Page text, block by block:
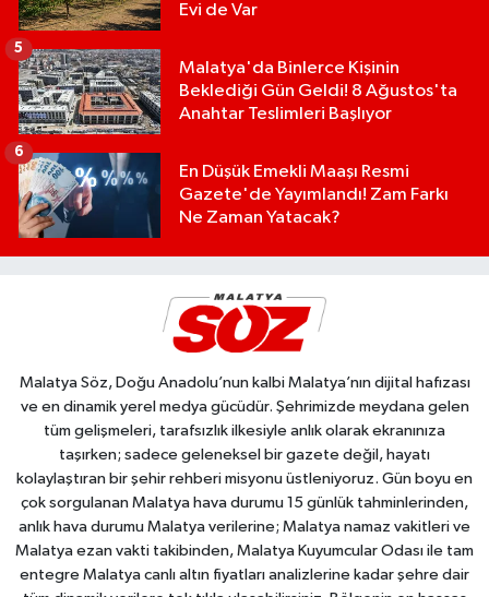
Evi de Var
Malatya'da Binlerce Kişinin
Beklediği Gün Geldi! 8 Ağustos'ta
Anahtar Teslimleri Başlıyor
5
En Düşük Emekli Maaşı Resmi
Gazete'de Yayımlandı! Zam Farkı
Ne Zaman Yatacak?
6
Malatya Söz, Doğu Anadolu’nun kalbi Malatya’nın dijital hafızası
ve en dinamik yerel medya gücüdür. Şehrimizde meydana gelen
tüm gelişmeleri, tarafsızlık ilkesiyle anlık olarak ekranınıza
taşırken; sadece geleneksel bir gazete değil, hayatı
kolaylaştıran bir şehir rehberi misyonu üstleniyoruz. Gün boyu en
çok sorgulanan Malatya hava durumu 15 günlük tahminlerinden,
anlık hava durumu Malatya verilerine; Malatya namaz vakitleri ve
Malatya ezan vakti takibinden, Malatya Kuyumcular Odası ile tam
entegre Malatya canlı altın fiyatları analizlerine kadar şehre dair